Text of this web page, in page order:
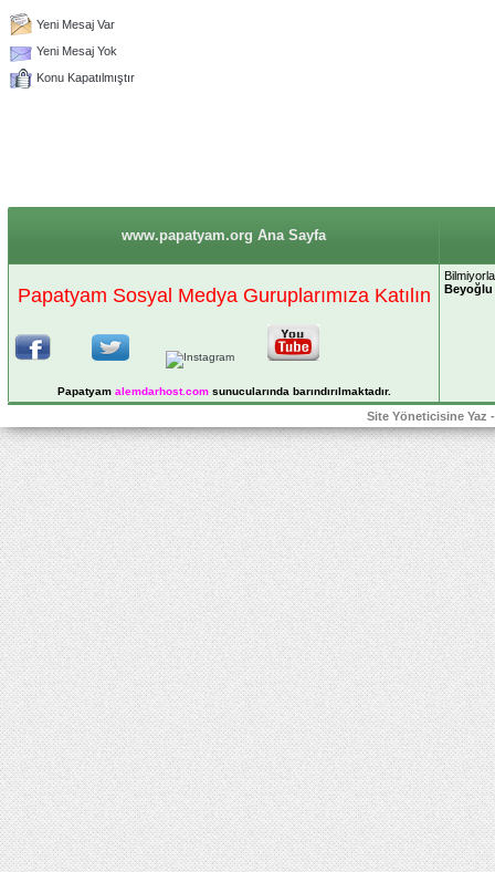
Yeni Mesaj Var
Yeni Mesaj Yok
Konu Kapatılmıştır
www.papatyam.org Ana Sayfa
Papatyam Sosyal Medya Guruplarımıza Katılın
Papatyam alemdarhost.comsunucularında barındırılmaktadır.
Beyoğlu
Site Yöneticisine Yaz